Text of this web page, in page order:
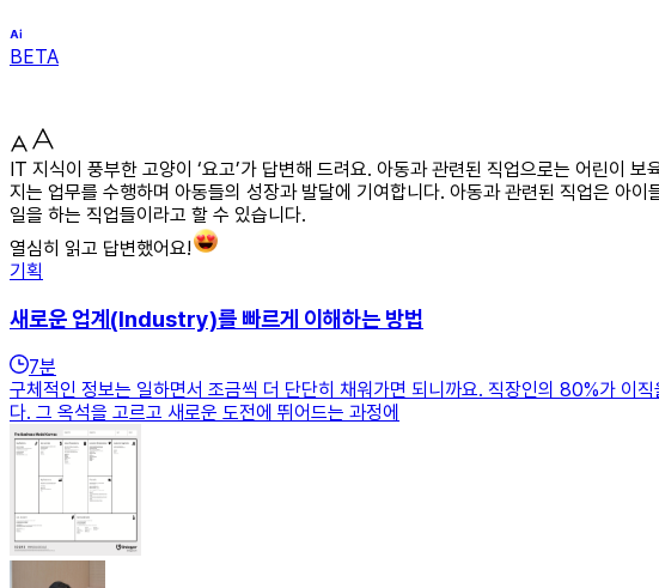
BETA
IT 지식이 풍부한 고양이 ‘요고’가 답변해 드려요. 아동과 관련된 직업으로는 어린이
지는 업무를 수행하며 아동들의 성장과 발달에 기여합니다. 아동과 관련된 직업은 아
일을 하는 직업들이라고 할 수 있습니다.
열심히 읽고 답변했어요!
기획
새로운 업계(Industry)를 빠르게 이해하는 방법
7분
구체적인 정보는 일하면서 조금씩 더 단단히 채워가면 되니까요. 직장인의 80%가 이
다. 그 옥석을 고르고 새로운 도전에 뛰어드는 과정에